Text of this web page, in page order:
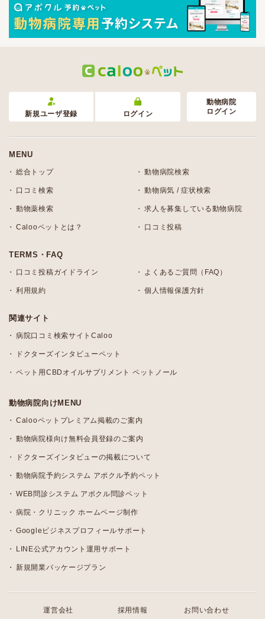
新規ユーザ登録 ログイン
動物病院
ログイン
MENU
総合トップ 動物病院検索
口コミ検索 動物病気 / 症状検索
動物薬検索 求人を募集している動物病院
Calooペットとは？ 口コミ投稿
TERMS・FAQ
口コミ投稿ガイドライン よくあるご質問（FAQ）
利用規約 個人情報保護方針
関連サイト
病院口コミ検索サイトCaloo
ドクターズインタビューペット
ペット用CBDオイルサプリメント ペットノール
動物病院向けMENU
Calooペットプレミアム掲載のご案内
動物病院様向け無料会員登録のご案内
ドクターズインタビューの掲載について
動物病院予約システム アポクル予約ペット
WEB問診システム アポクル問診ペット
病院・クリニック ホームページ制作
Googleビジネスプロフィールサポート
LINE公式アカウント運用サポート
新規開業パッケージプラン
運営会社 採用情報 お問い合わせ